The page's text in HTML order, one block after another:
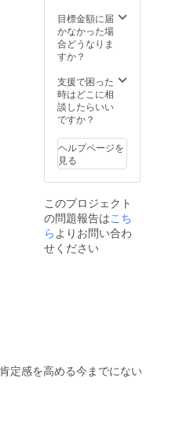
はオン
ライン
での
レッス
能で
す。 事
前に
メール
細は打
ち合わ
せさせ
ていた
程など
決めた
いと思
いま
す。
お付き
合いさ
目標金額に届
かなかった場
合どうなりま
すか？
支援で困った
時はどこに相
談したらいい
ですか？
ヘルプページを
見る
このプロジェクト
の問題報告はこち
ら よりお問い合わ
せください
定感を高める今までにない